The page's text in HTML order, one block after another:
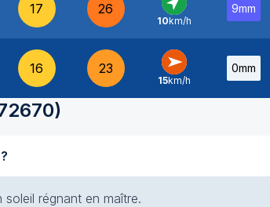
17 26
SO -
10km/h
9mm
16 23
O -
15km/h
0mm
)
?
régnant en maître.